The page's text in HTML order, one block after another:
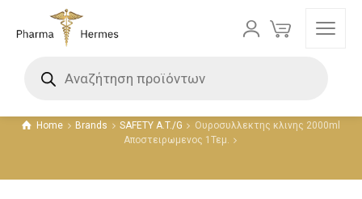
Home Brands SAFETY A.T./G
Ουροσυλλεκτης κλινης 2000ml
Αποστειρωμενος 1Τεμ.